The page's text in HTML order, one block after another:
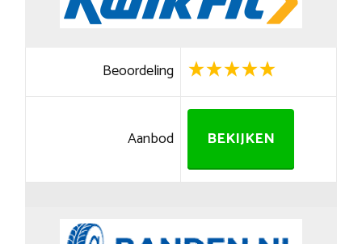
Beoordeling
Aanbod BEKIJKEN